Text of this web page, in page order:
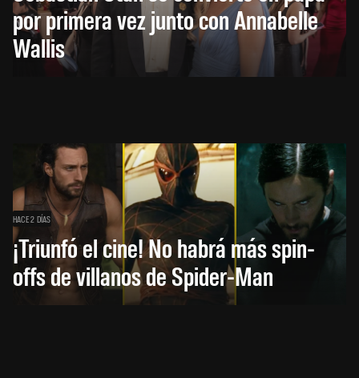
por primera vez junto con Annabelle
Wallis
HACE 2 DÍAS
¡Triunfó el cine! No habrá más spin-
offs de villanos de Spider-Man